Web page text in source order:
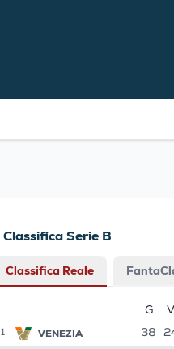
Classifica Serie B
Classifica Reale
G V
1 VENEZIA 38